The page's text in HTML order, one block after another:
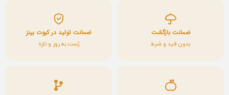
ضمانت بازگشت
بدون قید و شرط
ضمانت تولید در کیوت بینز
رُست به روز و تازه